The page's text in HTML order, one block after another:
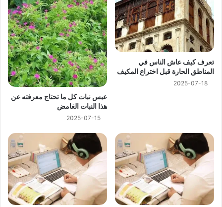
تعرف كيف عاش الناس في
المناطق الحارة قبل اختراع المكيف
2025-07-18
عبس نبات كل ما تحتاج معرفته عن
هذا النبات الغامض
2025-07-15